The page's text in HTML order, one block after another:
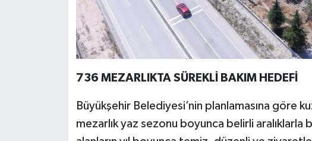
736 MEZARLIKTA SÜREKLİ BAKIM HEDEFİ
Büyükşehir Belediyesi’nin planlamasına göre
mezarlık yaz sezonu boyunca belirli aralıklarla